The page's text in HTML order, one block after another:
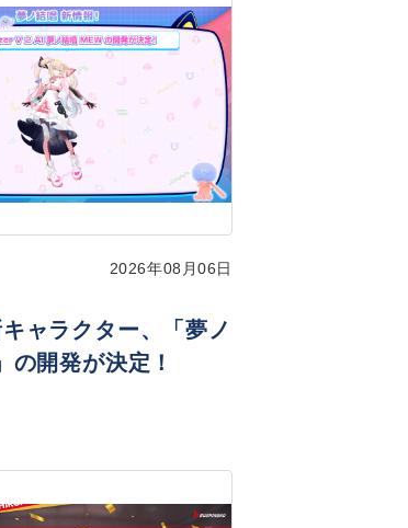
2026年08月06日
ャラクター、「夢ノ
の開発が決定！